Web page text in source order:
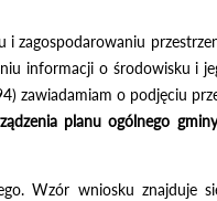
informacji o środowisku i
zawiadamiam o podjęciu
planu ogólnego
Wzór wniosku znajduje